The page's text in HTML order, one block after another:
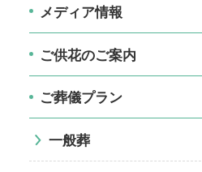
メディア情報
ご供花のご案内
ご葬儀プラン
一般葬